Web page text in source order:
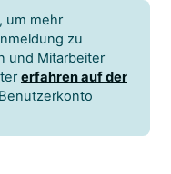
, um mehr
zu
und Mitarbeiter
erfahren auf der